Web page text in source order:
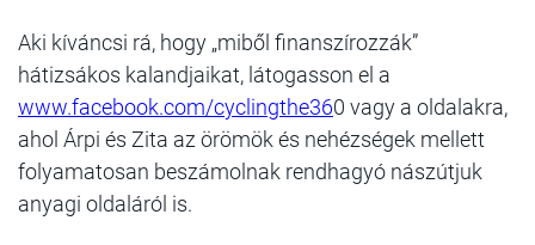
Aki kíváncsi rá, hogy „miből finanszírozzák”
hátizsákos kalandjaikat, látogasson el a
www.facebook.com/cyclingthe360 vagy a oldalakra,
ahol Árpi és Zita az örömök és nehézségek mellett
folyamatosan beszámolnak rendhagyó nászútjuk
anyagi oldaláról is.